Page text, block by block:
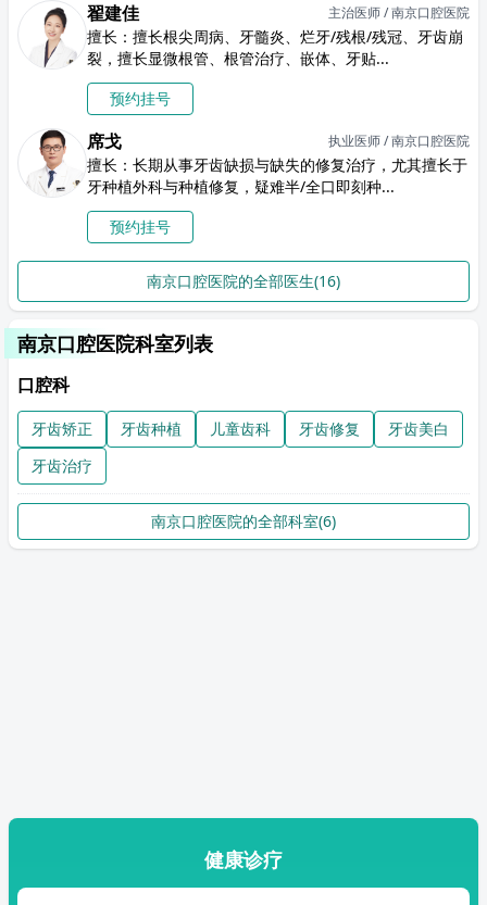
翟建佳 主治医师 / 南京口腔医院
擅长：擅长根尖周病、牙髓炎、烂牙/残根/残冠、牙齿崩
裂，擅长显微根管、根管治疗、嵌体、牙贴...
预约挂号
席戈 执业医师 / 南京口腔医院
擅长：长期从事牙齿缺损与缺失的修复治疗，尤其擅长于
牙种植外科与种植修复，疑难半/全口即刻种...
预约挂号
南京口腔医院的全部医生(16)
南京口腔医院科室列表
口腔科
牙齿矫正 牙齿种植 儿童齿科 牙齿修复
牙齿美白
牙齿治疗
南京口腔医院的全部科室(6)
健康诊疗